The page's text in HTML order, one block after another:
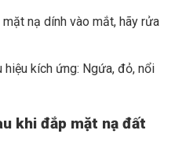
nạ dính vào mắt, hãy rửa
kích ứng: Ngứa, đỏ, nổi
khi đắp mặt nạ đất